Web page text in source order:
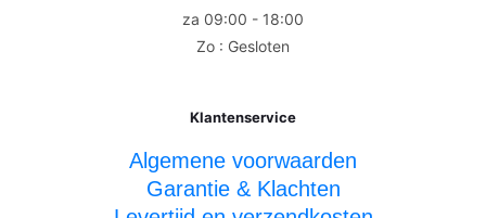
za 09:00 - 18:00
Zo : Gesloten
Klantenservice
Algemene voorwaarden
Garantie & Klachten